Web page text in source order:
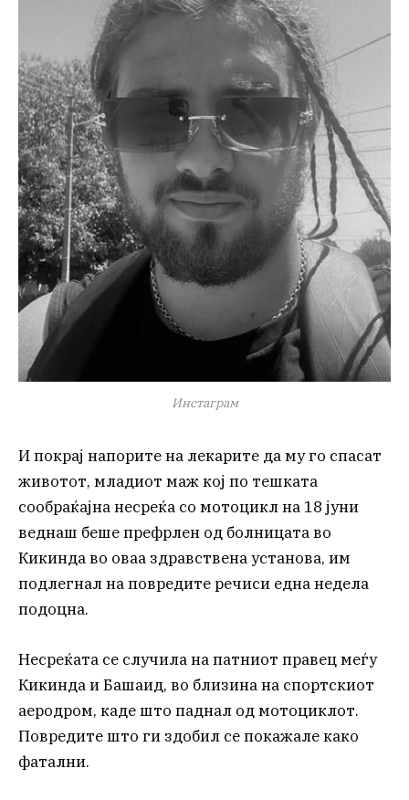
Инстаграм
И покрај напорите на лекарите да му го спасат
животот, младиот маж кој по тешката
сообраќајна несреќа со мотоцикл на 18 јуни
веднаш беше префрлен од болницата во
Кикинда во оваа здравствена установа, им
подлегнал на повредите речиси една недела
подоцна.
Несреќата се случила на патниот правец меѓу
Кикинда и Башаид, во близина на спортскиот
аеродром, каде што паднал од мотоциклот.
Повредите што ги здобил се покажале како
фатални.